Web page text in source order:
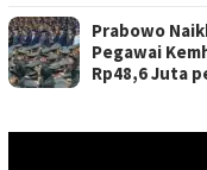
Prabowo
Pegawai
Rp48,6 Juta